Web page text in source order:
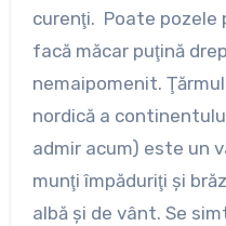
curenţi. Poate pozele
facă măcar puţină
nemaipomenit.
nordică a
admir acum) este un
munţi împăduriţi şi
albă şi de vânt. Se